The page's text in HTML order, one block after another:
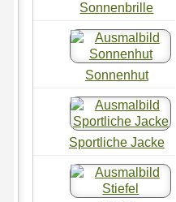
Sonnenbrille
Sonnenhut
Sportliche Jacke